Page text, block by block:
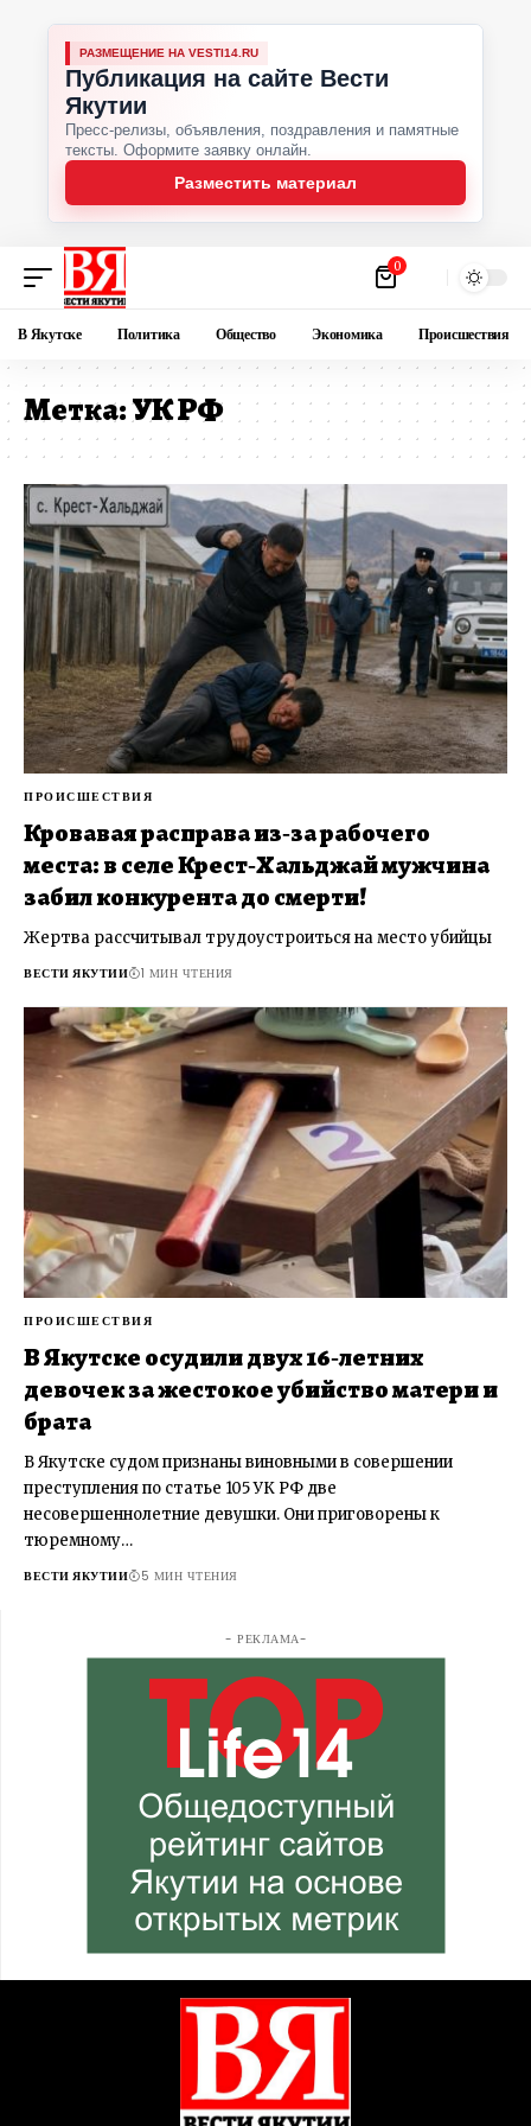
РАЗМЕЩЕНИЕ НА VESTI14.RU
Публикация на сайте Вести
Якутии
Пресс-релизы, объявления, поздравления и памятные
тексты. Оформите заявку онлайн.
Разместить материал
0
В Якутске Политика Общество Экономика Происшествия
Метка:УК РФ
ПРОИСШЕСТВИЯ
Кровавая расправа из‑за рабочего
места: в селе Крест‑Хальджай мужчина
забил конкурента до смерти!
Жертва рассчитывал трудоустроиться на место убийцы
ВЕСТИ ЯКУТИИ 1 МИН ЧТЕНИЯ
ПРОИСШЕСТВИЯ
В Якутске осудили двух 16‑летних
девочек за жестокое убийство матери и
брата
В Якутске судом признаны виновными в совершении
преступления по статье 105 УК РФ две
несовершеннолетние девушки. Они приговорены к
тюремному…
ВЕСТИ ЯКУТИИ 5 МИН ЧТЕНИЯ
- РЕКЛАМА-